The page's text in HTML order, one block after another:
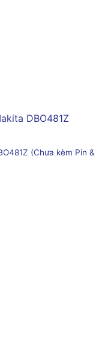
(Chưa kèm Pin &